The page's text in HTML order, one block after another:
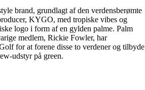
brand, grundlagt af den verdensberømte
KYGO, med tropiske vibes og
logo i form af en gylden palme. Palm
medlem, Rickie Fowler, har
for at forene disse to verdener og tilbyde
udstyr på green.